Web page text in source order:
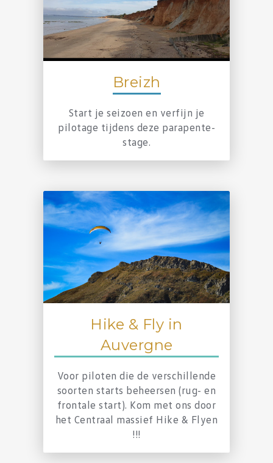
Breizh
Start je seizoen en verfijn je
pilotage tijdens deze parapente-
stage.
Hike & Fly in
Auvergne
Voor piloten die de verschillende
soorten starts beheersen (rug- en
frontale start). Kom met ons door
het Centraal massief Hike & Flyen
!!!